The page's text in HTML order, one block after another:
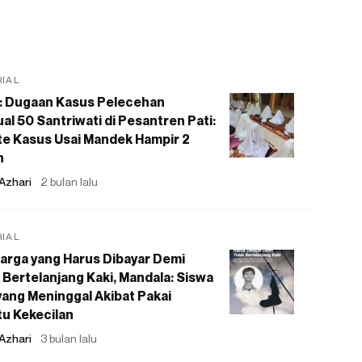
Dugaan Kasus Pelecehan
50 Santriwati di Pesantren Pati:
Kasus Usai Mandek Hampir 2
2 bulan lalu
yang Harus Dibayar Demi
Kaki, Mandala: Siswa
Meninggal Akibat Pakai
Kekecilan
3 bulan lalu